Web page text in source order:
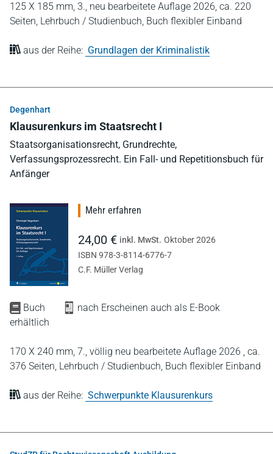
125 X 185 mm, 3., neu bearbeitete Auflage 2026, ca. 220
Seiten, Lehrbuch / Studienbuch, Buch flexibler Einband
aus der Reihe: Grundlagen der Kriminalistik
Degenhart
Klausurenkurs im Staatsrecht I
Staatsorganisationsrecht, Grundrechte,
Verfassungsprozessrecht. Ein Fall- und Repetitionsbuch für
Anfänger
Buch
nach Erscheinen auch als E-Book
erhältlich
170 X 240 mm, 7., völlig neu bearbeitete Auflage 2026 , ca.
376 Seiten, Lehrbuch / Studienbuch, Buch flexibler Einband
aus der Reihe: Schwerpunkte Klausurenkurs
Mehr erfahren
24,00 € inkl. MwSt. Oktober 2026
ISBN 978-3-8114-6776-7
C.F. Müller Verlag